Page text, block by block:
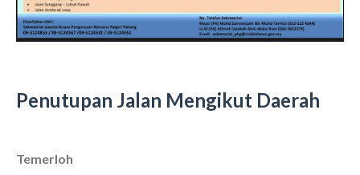
Penutupan Jalan Mengikut Daerah
Temerloh